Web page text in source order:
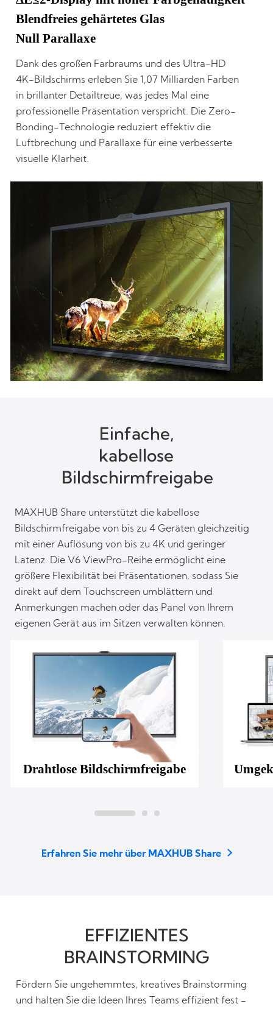
Blendfreies gehärtetes Glas
Null Parallaxe
Dank des großen Farbraums und des Ultra-HD
4K-Bildschirms erleben Sie 1,07 Milliarden Farben
in brillanter Detailtreue, was jedes Mal eine
professionelle Präsentation verspricht. Die Zero-
Bonding-Technologie reduziert effektiv die
Luftbrechung und Parallaxe für eine verbesserte
visuelle Klarheit.
Einfache,
kabellose
Bildschirmfreigabe
MAXHUB Share unterstützt die kabellose
Bildschirmfreigabe von bis zu 4 Geräten gleichzeitig
mit einer Auflösung von bis zu 4K und geringer
Latenz. Die V6 ViewPro-Reihe ermöglicht eine
größere Flexibilität bei Präsentationen, sodass Sie
direkt auf dem Touchscreen umblättern und
Anmerkungen machen oder das Panel von Ihrem
eigenen Gerät aus im Sitzen verwalten können.
Drahtlose Bildschirmfreigabe
Erfahren Sie mehr über MAXHUB Share
EFFIZIENTES
BRAINSTORMING
Fördern Sie ungehemmtes, kreatives Brainstorming
und halten Sie die Ideen Ihres Teams effizient fest -